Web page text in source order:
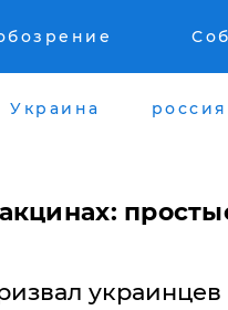
Украина россия
украинцев